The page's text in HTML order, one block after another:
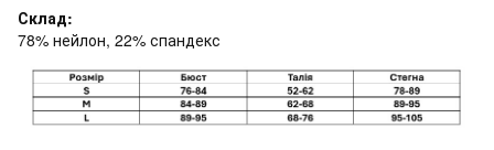
Склад:
78% нейлон, 22% спандекс